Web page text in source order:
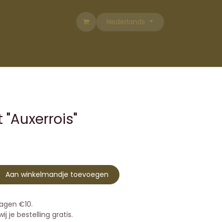
Nederlands
Aan winkelmandje toevoegen
€10.
je bestelling gratis.